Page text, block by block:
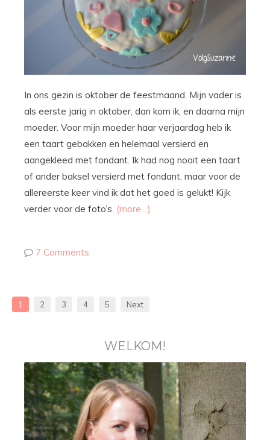
In ons gezin is oktober de feestmaand. Mijn vader is
als eerste jarig in oktober, dan kom ik, en daarna mijn
moeder. Voor mijn moeder haar verjaardag heb ik
een taart gebakken en helemaal versierd en
aangekleed met fondant. Ik had nog nooit een taart
of ander baksel versierd met fondant, maar voor de
allereerste keer vind ik dat het goed is gelukt! Kijk
verder voor de foto’s. (more…)
7 Comments
1 2 3 4 5 Next
WELKOM!